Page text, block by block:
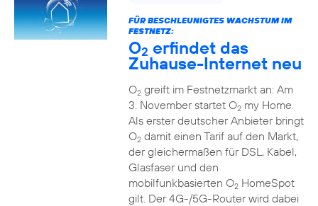
FÜR BESCHLEUNIGTES WACHSTUM IM
FESTNETZ:
O2 erfindet das
Zuhause-Internet neu
O2greift im Festnetzmarkt an: Am
3. November startet O2my Home.
Als erster deutscher Anbieter bringt
O2damit einen Tarif auf den Markt,
der gleichermaßen für DSL, Kabel,
Glasfaser und den
mobilfunkbasierten O2HomeSpot
gilt. Der 4G-/5G-Router wird dabei